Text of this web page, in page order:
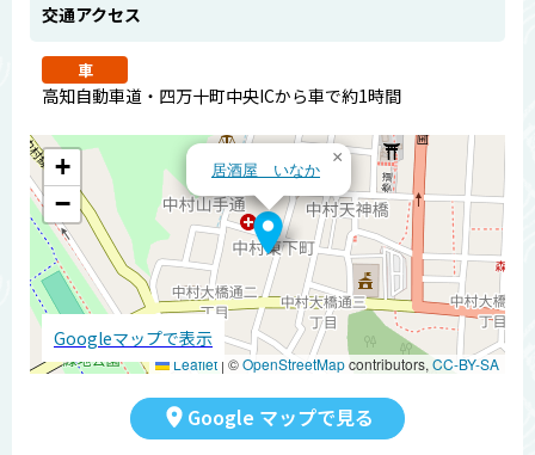
交通アクセス
車
高知自動車道・四万十町中央ICから車で約1時間
居酒屋 いなか
×
+
−
Leaflet | ©OpenStreetMapcontributors, CC-BY-SA
Googleマップで表示
Google マップで見る